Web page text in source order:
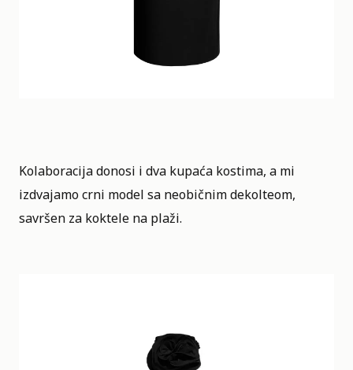
Kolaboracija donosi i dva kupaća kostima, a mi
izdvajamo crni model sa neobičnim dekolteom,
savršen za koktele na plaži.